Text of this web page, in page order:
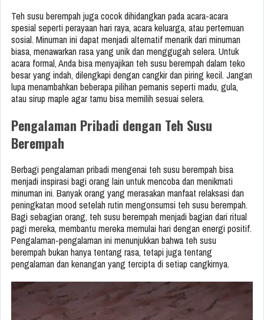
Teh susu berempah juga cocok dihidangkan pada acara-acara
spesial seperti perayaan hari raya, acara keluarga, atau pertemuan
sosial. Minuman ini dapat menjadi alternatif menarik dari minuman
biasa, menawarkan rasa yang unik dan menggugah selera. Untuk
acara formal, Anda bisa menyajikan teh susu berempah dalam teko
besar yang indah, dilengkapi dengan cangkir dan piring kecil. Jangan
lupa menambahkan beberapa pilihan pemanis seperti madu, gula,
atau sirup maple agar tamu bisa memilih sesuai selera.
Pengalaman Pribadi dengan Teh Susu
Berempah
Berbagi pengalaman pribadi mengenai teh susu berempah bisa
menjadi inspirasi bagi orang lain untuk mencoba dan menikmati
minuman ini. Banyak orang yang merasakan manfaat relaksasi dan
peningkatan mood setelah rutin mengonsumsi teh susu berempah.
Bagi sebagian orang, teh susu berempah menjadi bagian dari ritual
pagi mereka, membantu mereka memulai hari dengan energi positif.
Pengalaman-pengalaman ini menunjukkan bahwa teh susu
berempah bukan hanya tentang rasa, tetapi juga tentang
pengalaman dan kenangan yang tercipta di setiap cangkirnya.